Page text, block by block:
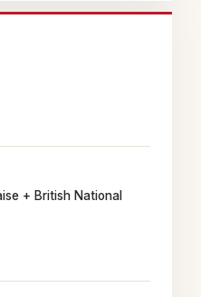
+ British National